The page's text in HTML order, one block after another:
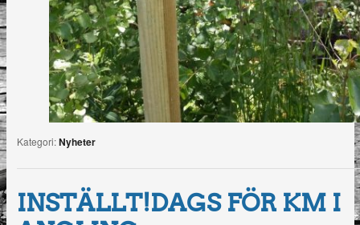
Kategori:Nyheter
INSTÄLLT!DAGS FÖR KM I